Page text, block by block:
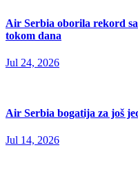
Air Serbia oborila rekord
tokom dana
Jul 24, 2026
Air Serbia bogatija za još
Jul 14, 2026